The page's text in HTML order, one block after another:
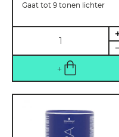
Gaat tot 9 tonen lichter